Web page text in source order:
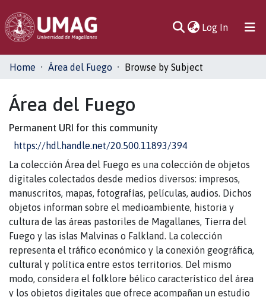
Log In(current)
Communities
All of DSpace
Home Área del Fuego Browse by Subject
Área del Fuego
Permanent URI for this community
https://hdl.handle.net/20.500.11893/394
La colección Área del Fuego es una colección de objetos
digitales colectados desde medios diversos: impresos,
manuscritos, mapas, fotografías, películas, audios. Dichos
objetos informan sobre el medioambiente, historia y
cultura de las áreas pastoriles de Magallanes, Tierra del
Fuego y las islas Malvinas o Falkland. La colección
representa el tráfico económico y la conexión geográfica,
cultural y política entre estos territorios. Del mismo
modo, considera el folklore bélico característico del área
y los objetos digitales que ofrece acompañan un estudio